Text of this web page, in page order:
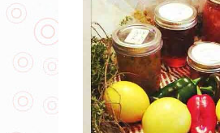
AUJOURD’HUI,
CARTONNE
DELPHINE ROBERT,